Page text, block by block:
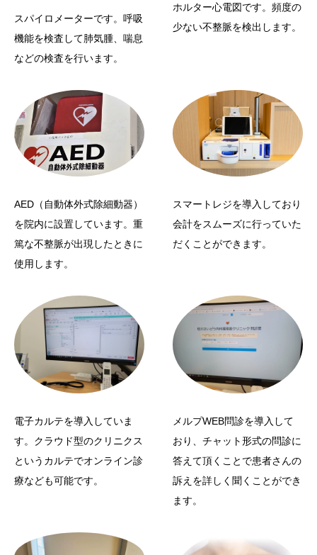
スパイロメーターです。呼吸
機能を検査して肺気腫、喘息
などの検査を行います。
ホルター心電図です。頻度の
少ない不整脈を検出します。
AED（自動体外式除細動器）
を院内に設置しています。重
篤な不整脈が出現したときに
使用します。
スマートレジを導入しており
会計をスムーズに行っていた
だくことができます。
電子カルテを導入していま
す。クラウド型のクリニクス
というカルテでオンライン診
療なども可能です。
メルプWEB問診を導入して
おり、チャット形式の問診に
答えて頂くことで患者さんの
訴えを詳しく聞くことができ
ます。